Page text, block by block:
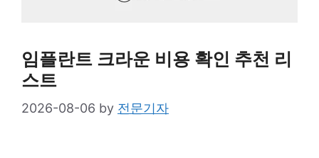
임플란트 크라운 비용 확인 추천 리
스트
2026-08-06 by 전문기자